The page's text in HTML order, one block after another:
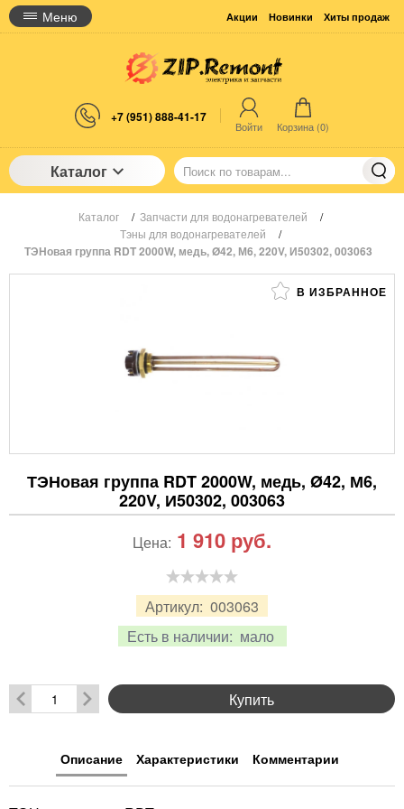
Меню Акции Новинки Хиты продаж
+7 (951) 888-41-17
Войти Корзина (0)
Каталог
Каталог / Запчасти для водонагревателей
/
Тэны для водонагревателей
/
ТЭНовая группа RDT 2000W, медь, Ø42, М6, 220V, И50302, 003063
В ИЗБРАННОЕ
ТЭНовая группа RDT 2000W, медь, Ø42, М6,
220V, И50302, 003063
Артикул: 003063
Есть в наличии: мало
Цена: 1 910 руб.
Купить
Описание Характеристики Комментарии